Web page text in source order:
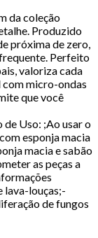
da coleção
Produzido
próxima de zero,
Perfeito
valoriza cada
micro-ondas
que você
Uso: ;Ao usar o
esponja macia
macia e sabão
as peças a
lava-louças;-
de fungos